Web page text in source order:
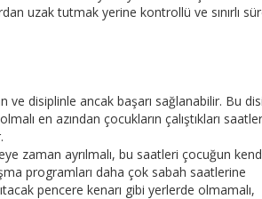
uzak tutmak yerine kontrollü ve sınırlı
disiplinle ancak başarı sağlanabilir. Bu
en azından çocukların çalıştıkları
zaman ayrılmalı, bu saatleri çocuğun
programları daha çok sabah saatlerine
pencere kenarı gibi yerlerde olmamalı,